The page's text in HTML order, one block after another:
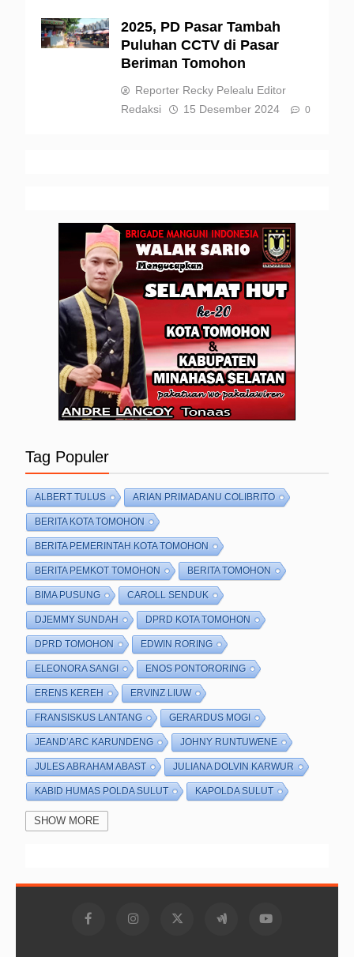
2025, PD Pasar Tambah
Puluhan CCTV di Pasar
Beriman Tomohon
Reporter Recky Pelealu Editor
Redaksi
15 Desember 2024 0
Tag Populer
ALBERT TULUS ARIAN PRIMADANU COLIBRITO
BERITA KOTA TOMOHON
BERITA PEMERINTAH KOTA TOMOHON
BERITA PEMKOT TOMOHON BERITA TOMOHON
BIMA PUSUNG CAROLL SENDUK
DJEMMY SUNDAH DPRD KOTA TOMOHON
DPRD TOMOHON EDWIN RORING
ELEONORA SANGI ENOS PONTORORING
ERENS KEREH ERVINZ LIUW
FRANSISKUS LANTANG GERARDUS MOGI
JEAND’ARC KARUNDENG JOHNY RUNTUWENE
JULES ABRAHAM ABAST JULIANA DOLVIN KARWUR
KABID HUMAS POLDA SULUT KAPOLDA SULUT
KAPOLRES TOMOHON
MULYATNO OCTAVIANUS MANDAGI
POLRES TOMOHON RESMOB POLRES TOMOHON
SHOW MORE